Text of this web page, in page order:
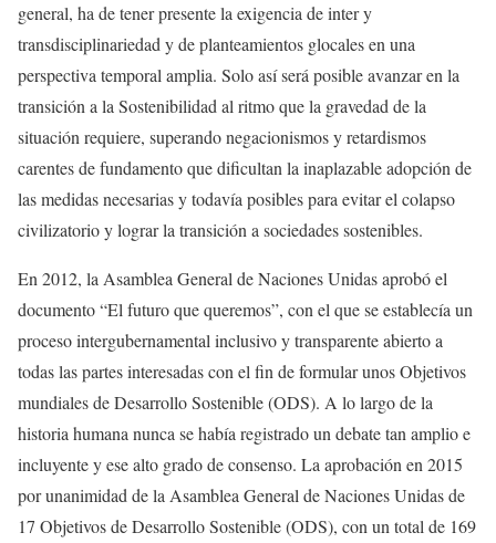
general, ha de tener presente la exigencia de inter y
transdisciplinariedad y de planteamientos glocales en una
perspectiva temporal amplia. Solo así será posible avanzar en la
transición a la Sostenibilidad al ritmo que la gravedad de la
situación requiere, superando negacionismos y retardismos
carentes de fundamento que dificultan la inaplazable adopción de
las medidas necesarias y todavía posibles para evitar el colapso
civilizatorio y lograr la transición a sociedades sostenibles.
En 2012, la Asamblea General de Naciones Unidas aprobó el
documento “El futuro que queremos”, con el que se establecía un
proceso intergubernamental inclusivo y transparente abierto a
todas las partes interesadas con el fin de formular unos Objetivos
mundiales de Desarrollo Sostenible (ODS). A lo largo de la
historia humana nunca se había registrado un debate tan amplio e
incluyente y ese alto grado de consenso. La aprobación en 2015
por unanimidad de la Asamblea General de Naciones Unidas de
17 Objetivos de Desarrollo Sostenible (ODS), con un total de 169